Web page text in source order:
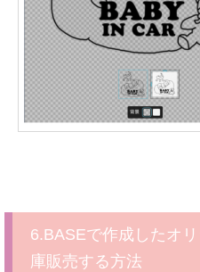
6.BASEで作成したオ
庫販売する方法